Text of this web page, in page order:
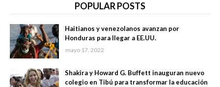
POPULAR POSTS
Haitianos y venezolanos avanzan por
Honduras para llegar a EE.UU.
mayo 17, 2022
Shakira y Howard G. Buffett inauguran nuevo
colegio en Tibú para transformar la educación